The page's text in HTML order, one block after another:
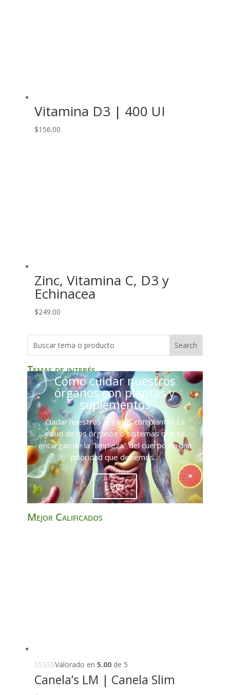
Vitamina D3 | 400 UI
$156.00
Zinc, Vitamina C, D3 y
Echinacea
$249.00
Temas de interés
Cómo cuidar nuestros
órganos con plantas y
suplementos
Cuidar nuestros órganos con plantas La
salud de los órganos o sistemas que se
encargan de la "limpieza" del cuerpo en una
prioridad que debemos...
Leer
Mejor Calificados
Valorado en 5.00de 5
Canela’s LM | Canela Slim